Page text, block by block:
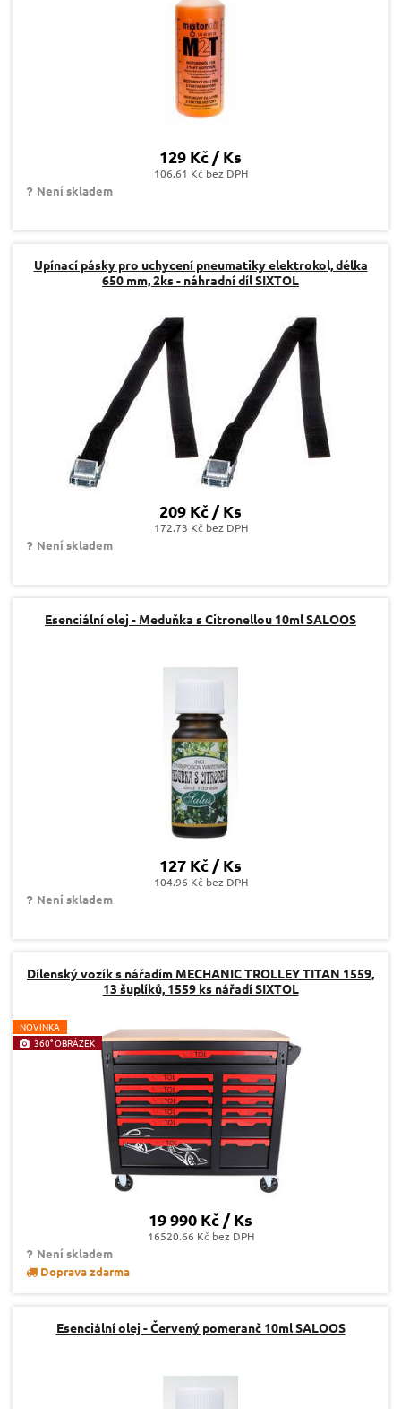
129 Kč / Ks
106.61 Kč bez DPH
Není skladem
Upínací pásky pro uchycení pneumatiky elektrokol, délka
650 mm, 2ks - náhradní díl SIXTOL
209 Kč / Ks
172.73 Kč bez DPH
Není skladem
Esenciální olej - Meduňka s Citronellou 10ml SALOOS
127 Kč / Ks
104.96 Kč bez DPH
Není skladem
Dílenský vozík s nářadím MECHANIC TROLLEY TITAN 1559,
13 šuplíků, 1559 ks nářadí SIXTOL
NOVINKA
360° OBRÁZEK
19 990 Kč / Ks
16520.66 Kč bez DPH
Není skladem
Doprava zdarma
Esenciální olej - Červený pomeranč 10ml SALOOS